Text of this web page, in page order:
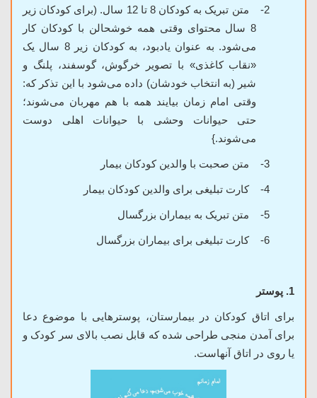
2-
متن تبریک به کودکان 8 تا 12 سال. (برای کودکان زیر
8 سال محتوای وقتی همه خوشحالن با کودکان کار
می‌شود. به عنوان یادبود، به کودکان زیر 8 سال یک
«نقاب کاغذی» با تصویر خرگوش، گوسفند، پلنگ و
شیر (به انتخاب خودشان) داده می‌شود با این تذکر که:
وقتی امام زمان بیایند همه با هم مهربان می‌شوند؛
حتی حیوانات وحشی با حیوانات اهلی دوست
می‌شوند.}
3- متن صحبت با والدین کودکان بیمار
4- کارت تبلیغی برای والدین کودکان بیمار
5- متن تبریک به بیماران بزرگسال
6- کارت تبلیغی برای بیماران بزرگسال
1. پوستر
برای اتاق کودکان در بیمارستان، پوسترهایی با موضوع دعا
برای آمدن منجی طراحی شده که قابل نصب بالای سر کودک و
یا روی در اتاق آنهاست.